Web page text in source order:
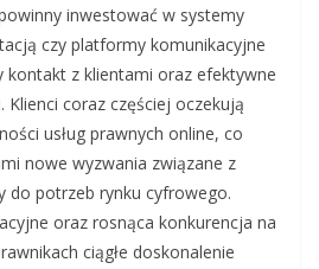
inwestować w systemy
czy platformy komunikacyjne
kontakt z klientami oraz efektywne
Klienci coraz częściej oczekują
usług prawnych online, co
nowe wyzwania związane z
do potrzeb rynku cyfrowego.
oraz rosnąca konkurencja na
ciągłe doskonalenie